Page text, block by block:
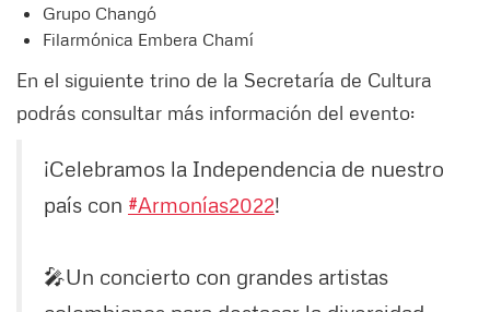
Grupo Changó
Filarmónica Embera Chamí
En el siguiente trino de la Secretaría de Cultura
podrás consultar más información del evento:
¡Celebramos la Independencia de nuestro
país con #Armonías2022!
🎤Un concierto con grandes artistas